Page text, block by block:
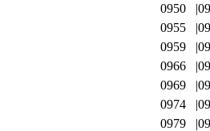
0950
0955
0959
0966
0969
0974
0979